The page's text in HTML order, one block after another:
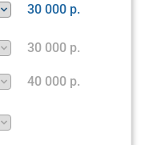
30 000 р.
30 000 р.
40 000 р.